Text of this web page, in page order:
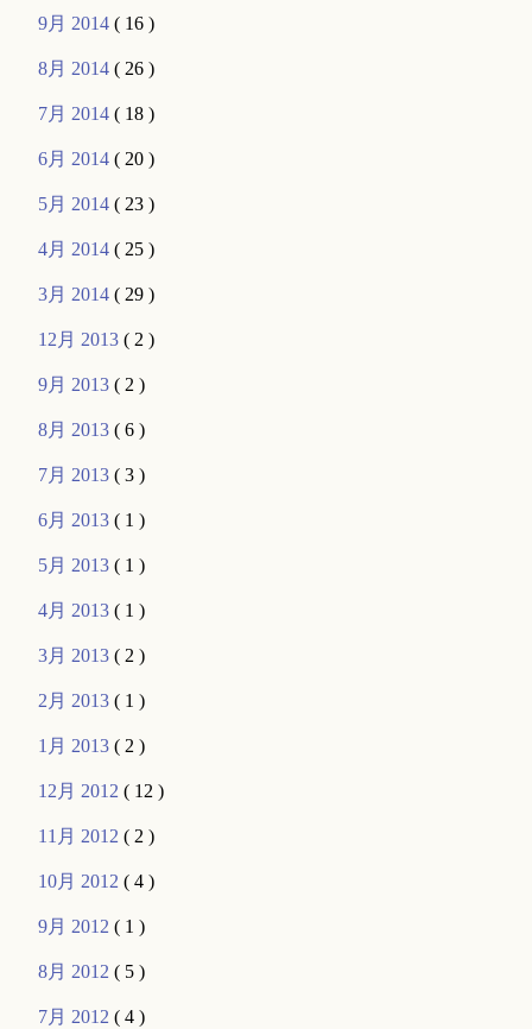
9月 2014( 16 )
8月 2014( 26 )
7月 2014( 18 )
6月 2014( 20 )
5月 2014( 23 )
4月 2014( 25 )
3月 2014( 29 )
12月 2013( 2 )
9月 2013( 2 )
8月 2013( 6 )
7月 2013( 3 )
6月 2013( 1 )
5月 2013( 1 )
4月 2013( 1 )
3月 2013( 2 )
2月 2013( 1 )
1月 2013( 2 )
12月 2012( 12 )
11月 2012( 2 )
10月 2012( 4 )
9月 2012( 1 )
8月 2012( 5 )
7月 2012( 4 )